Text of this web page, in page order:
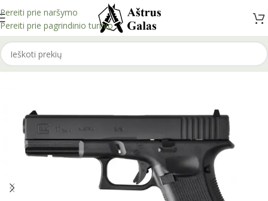
Pereiti prie naršymo
Pereiti prie pagrindinio turinio